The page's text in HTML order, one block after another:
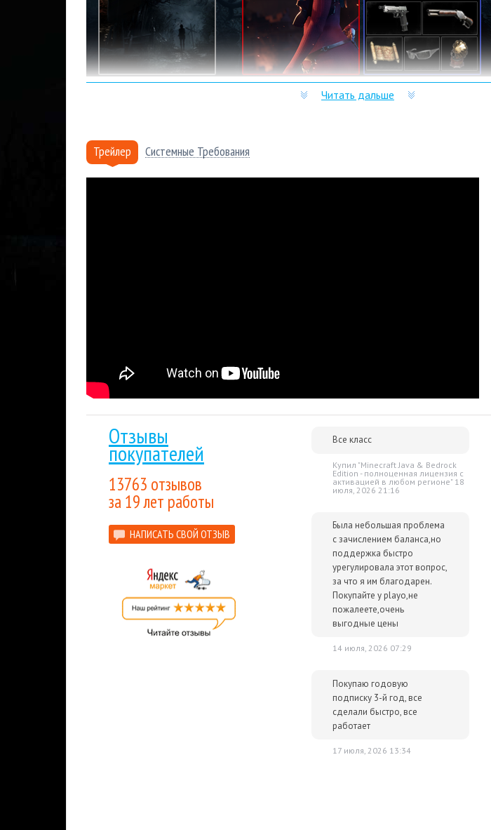
Почему купить Resident Evil 4 Gold Edition нужно
Более 15 лет
на рынке, тысячи проданных ключей и масса положительных
Мгновенная доставка
Читать дальше
Трейлер Системные Требования
Отзывы
покупателей
13763 отзывов
за 19 лет работы
НАПИСАТЬ СВОЙ ОТЗЫВ
Все класс
Купил "Minecraft Java & Bedrock
Edition - полноценная лицензия c
активацией в любом регионе" 18
июля, 2026 21:16
Была небольшая проблема
с зачислением баланса,но
поддержка быстро
урегулировала этот вопрос,
за что я им благодарен.
Покупайте у playo,не
пожалеете,очень
выгодные цены
14 июля, 2026 07:29
Покупаю годовую
подписку 3-й год, все
сделали быстро, все
работает
17 июля, 2026 13:34